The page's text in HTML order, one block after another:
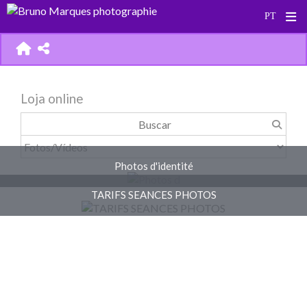
Loja online
Photos d'identité
TARIFS SEANCES PHOTOS